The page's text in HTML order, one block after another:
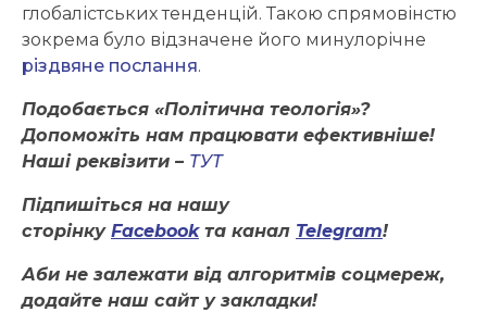
глобалістських тенденцій. Такою спрямовінстю
зокрема було відзначене його минулорічне
різдвяне послання.
Подобається «Політична теологія»?
Допоможіть нам працювати ефективніше!
Наші реквізити – ТУТ
Підпишіться на нашу
сторінку Facebookта канал Telegram!
Аби не залежати від алгоритмів соцмереж,
додайте наш сайт у закладки!